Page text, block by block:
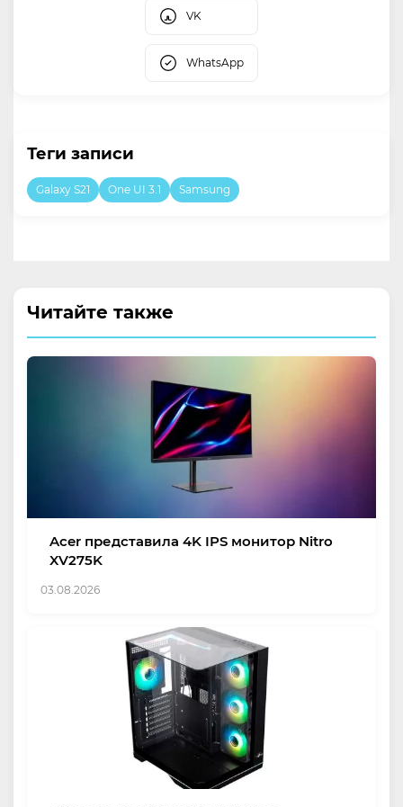
VK
WhatsApp
Теги записи
Galaxy S21 One UI 3.1 Samsung
Читайте также
Acer представила 4K IPS монитор Nitro
XV275K
03.08.2026